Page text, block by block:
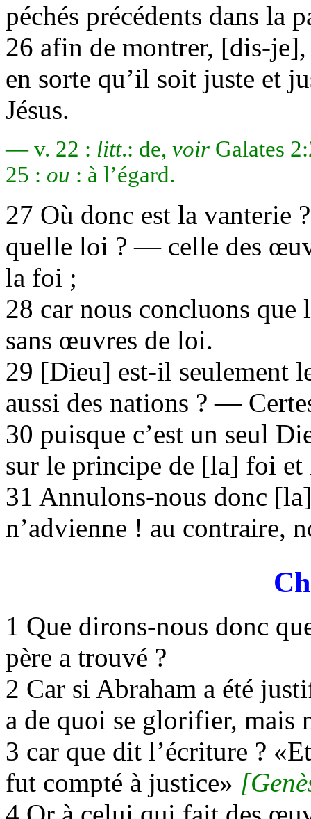
péchés précédents dans la
26 afin de montrer, [dis-je],
en sorte qu’il soit juste et
Jésus.
— v. 22 : litt.: de, voir Galates
25 : ou : à l’égard.
27 Où donc est la
quelle loi ? — celle des
la foi ;
28 car nous concluons
sans œuvres de loi.
29 [Dieu] est-il seulement
aussi des nations ? —
30 puisque c’est un seul
sur le principe de [la] foi
31 Annulons-nous donc
n’advienne ! au contraire,
1 Que dirons-nous donc
père a trouvé ?
2 Car si Abraham a été
a de quoi se glorifier, mais
3 car que dit l’écriture ?
fut compté à justice»